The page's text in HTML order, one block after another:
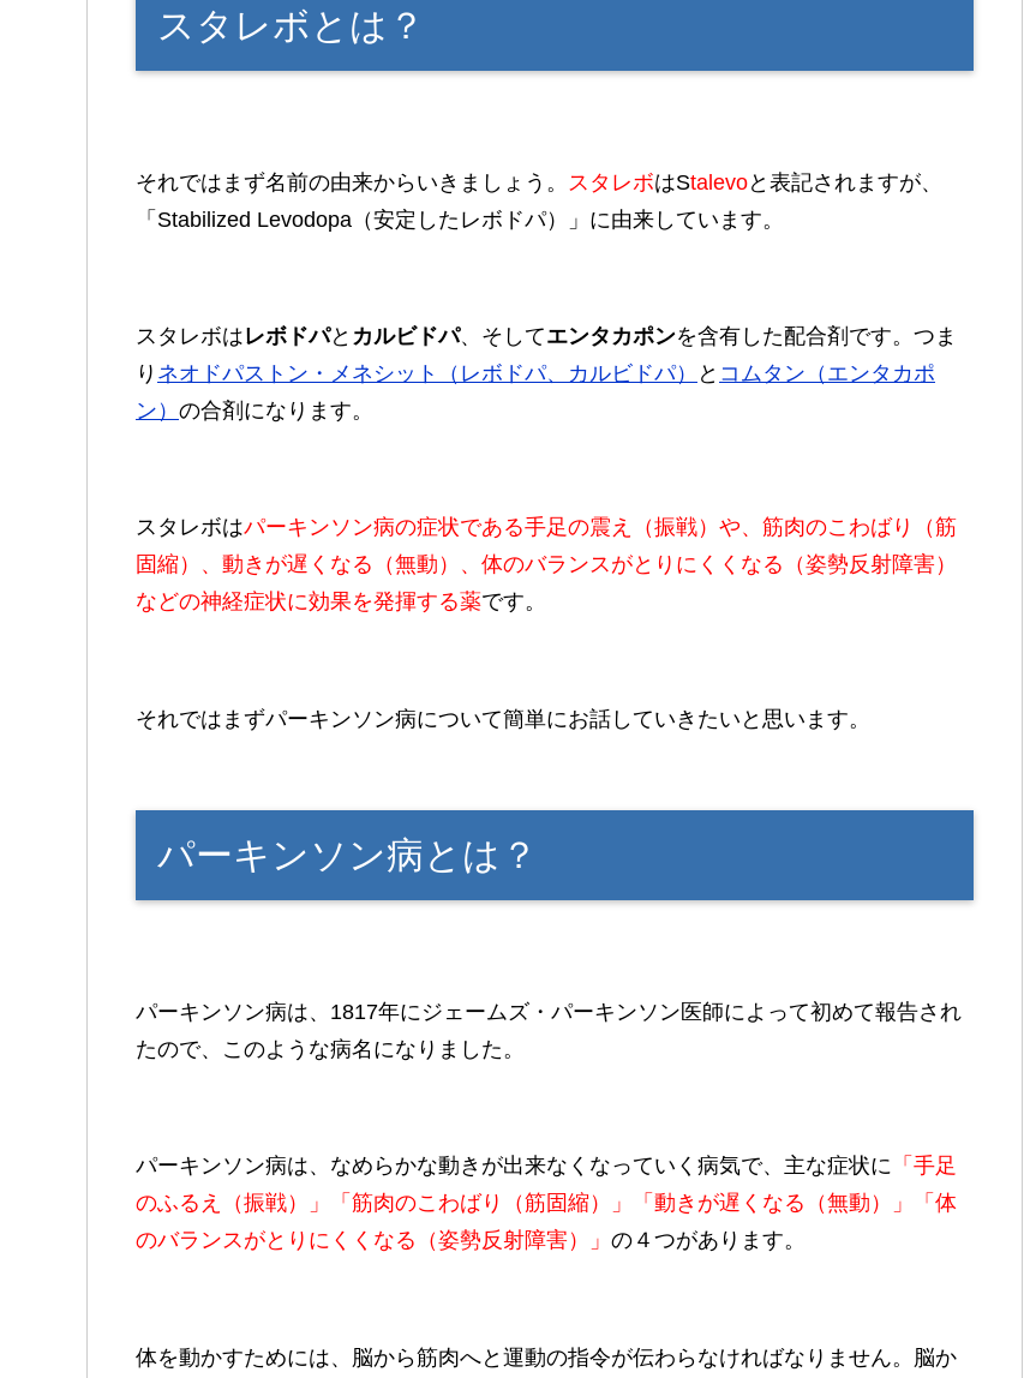
スタレボとは？
それではまず名前の由来からいきましょう。 スタレボはStalevoと表記されますが、
「Stabilized Levodopa（安定したレボドパ）」に由来しています。
スタレボはレボドパと カルビドパ、そしてエンタカポンを含有した配合剤です。つま
り ネオドパストン・メネシット（レボドパ、カルビドパ） と コムタン（エンタカポ
ン） の合剤になります。
スタレボはパーキンソン病の症状である手足の震え（振戦）や、筋肉のこわばり（筋
固縮）、動きが遅くなる（無動）、体のバランスがとりにくくなる（姿勢反射障害）
などの神経症状に効果を発揮する薬です。
それではまずパーキンソン病について簡単にお話していきたいと思います。
パーキンソン病とは？
パーキンソン病は、1817年にジェームズ・パーキンソン医師によって初めて報告され
たので、このような病名になりました。
パーキンソン病は、なめらかな動きが出来なくなっていく病気で、主な症状に 「手足
のふるえ（振戦）」「筋肉のこわばり（筋固縮）」「動きが遅くなる（無動）」「体
のバランスがとりにくくなる（姿勢反射障害）」 の４つがあります。
体を動かすためには、脳から筋肉へと運動の指令が伝わらなければなりません。脳か